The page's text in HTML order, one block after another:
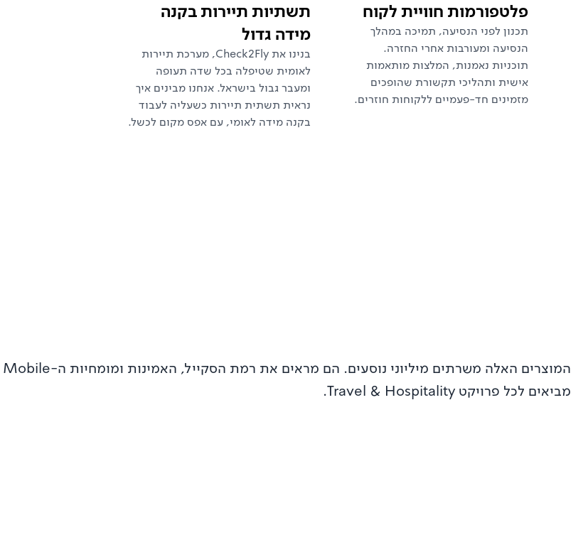
פלטפורמות חוויית לקוח
תכנון לפני הנסיעה, תמיכה במהלך
הנסיעה ומעורבות אחרי החזרה.
תוכניות נאמנות, המלצות מותאמות
אישית ותהליכי תקשורת שהופכים
מזמינים חד-פעמיים ללקוחות חוזרים.
תשתיות תיירות בקנה
מידה גדול
בנינו את Check2Fly, מערכת תיירות
לאומית שטיפלה בכל שדה תעופה
ומעבר גבול בישראל. אנחנו מבינים איך
נראית תשתית תיירות כשעליה לעבוד
בקנה מידה לאומי, עם אפס מקום לכשל.
מביאים לכל פרויקט Travel & Hospitality.